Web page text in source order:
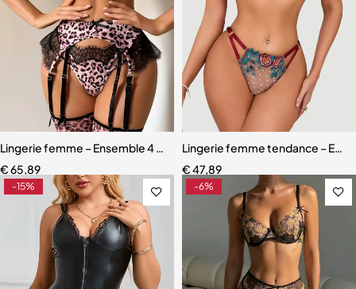
Lingerie femme – Ensemble 4 pièces avec bas assortis et dentelle
€65,89
Lingerie femme tendance –
€47,89
-15% -6%